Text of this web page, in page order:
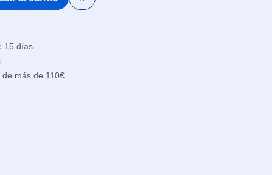
15 días
de más de 110€